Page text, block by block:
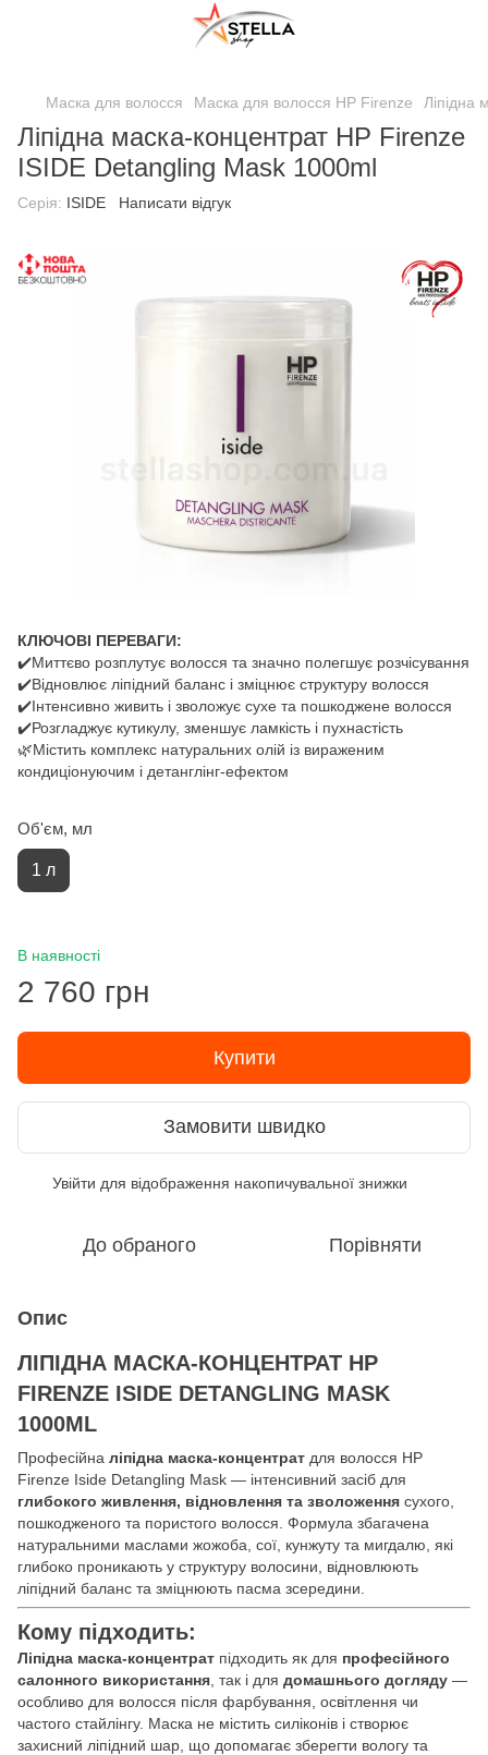
Маска для волосся Маска для волосся HP Firenze Ліпідна
Ліпідна маска-концентрат HP Firenze
ISIDE Detangling Mask 1000ml
Серія: ISIDE Написати відгук
КЛЮЧОВІ ПЕРЕВАГИ:
✔️Миттєво розплутує волосся та значно полегшує розчісування
✔️Відновлює ліпідний баланс і зміцнює структуру волосся
✔️Інтенсивно живить і зволожує сухе та пошкоджене волосся
✔️Розгладжує кутикулу, зменшує ламкість і пухнастість
🌿Містить комплекс натуральних олій із вираженим
кондиціонуючим і детанглінг-ефектом
Об'єм, мл
1 л
В наявності
2 760 грн
Купити
Замовити швидко
Увійти для відображення накопичувальної знижки
До обраного Порівняти
Опис
ЛІПІДНА МАСКА-КОНЦЕНТРАТ HP
FIRENZE ISIDE DETANGLING MASK
1000ML
Професійна ліпідна маска-концентрат для волосся HP
Firenze Iside Detangling Mask — інтенсивний засіб для
глибокого живлення, відновлення та зволоження сухого,
пошкодженого та пористого волосся. Формула збагачена
натуральними маслами жожоба, сої, кунжуту та мигдалю, які
глибоко проникають у структуру волосини, відновлюють
ліпідний баланс та зміцнюють пасма зсередини.
Кому підходить:
Ліпідна маска-концентрат підходить як для професійного
салонного використання , так і для домашнього догляду —
особливо для волосся після фарбування, освітлення чи
частого стайлінгу. Маска не містить силіконів і створює
захисний ліпідний шар, що допомагає зберегти вологу та